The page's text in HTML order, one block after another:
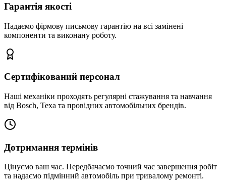
Гарантія якості
Надаємо фірмову письмову гарантію на всі замінені
компоненти та виконану роботу.
Сертифікований персонал
Наші механіки проходять регулярні стажування та навчання
від Bosch, Texa та провідних автомобільних брендів.
Дотримання термінів
Цінуємо ваш час. Передбачаємо точний час завершення робіт
та надаємо підмінний автомобіль при тривалому ремонті.